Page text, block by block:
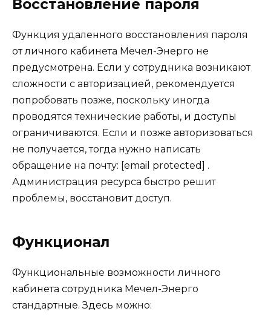
Восстановление пароля
Функция удаленного восстановления пароля
от личного кабинета Мечел-Энерго не
предусмотрена. Если у сотрудника возникают
сложности с авторизацией, рекомендуется
попробовать позже, поскольку иногда
проводятся технические работы, и доступы
ограничиваются. Если и позже авторизоваться
не получается, тогда нужно написать
обращение на почту: [email protected] .
Администрация ресурса быстро решит
проблемы, восстановит доступ.
Функционал
Функциональные возможности личного
кабинета сотрудника Мечел-Энерго
стандартные. Здесь можно: